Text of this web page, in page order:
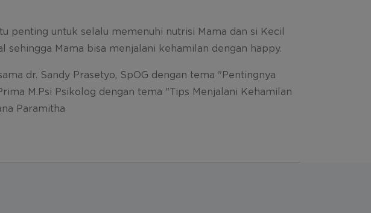
penting untuk selalu memenuhi nutrisi Mama dan si Kecil
Mama bisa menjalani kehamilan dengan happy.
dr. Sandy Prasetyo, SpOG dengan tema "Pentingnya
M.Psi Psikolog dengan tema "Tips Menjalani Kehamilan
Paramitha